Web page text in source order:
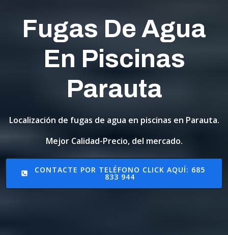
Fugas De Agua
En Piscinas
Parauta
Localización de fugas de agua en piscinas en Parauta.
Mejor Calidad-Precio, del mercado.
CONTACTE POR TELÉFONO CLICK AQUÍ: 685
833 944